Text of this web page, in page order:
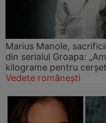
Marius Manole,
din serialul Groapa:
kilograme pentru
Vedete românești